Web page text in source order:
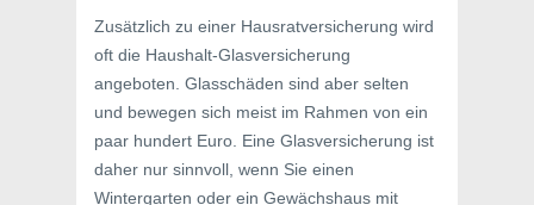
Zusätzlich zu einer Hausratversicherung wird
oft die Haushalt-Glasversicherung
angeboten. Glasschäden sind aber selten
und bewegen sich meist im Rahmen von ein
paar hundert Euro. Eine Glasversicherung ist
daher nur sinnvoll, wenn Sie einen
Wintergarten oder ein Gewächshaus mit